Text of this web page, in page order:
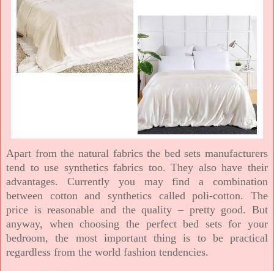
Apart from the natural fabrics the bed sets manufacturers
tend to use synthetics fabrics too. They also have their
advantages. Currently you may find a combination
between cotton and synthetics called poli-cotton. The
price is reasonable and the quality – pretty good. But
anyway, when choosing the perfect bed sets for your
bedroom, the most important thing is to be practical
regardless from the world fashion tendencies.